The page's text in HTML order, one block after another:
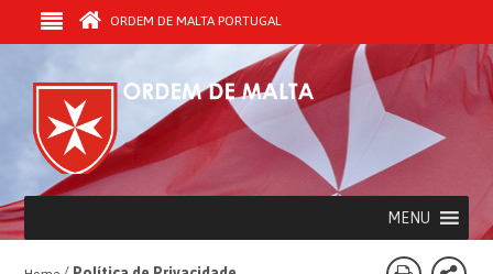
ORDEM DE MALTA PORTUGAL
MENU